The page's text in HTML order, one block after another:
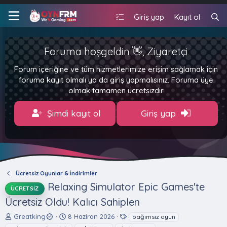
Giriş yap Kayıt ol
Foruma hoşgeldin 👋, Ziyaretçi
Forum içeriğine ve tüm hizmetlerimize erişim sağlamak için
foruma kayıt olmalı ya da giriş yapmalısınız. Foruma üye
olmak tamamen ücretsizdir.
Şimdi kayıt ol Giriş yap
Ücretsiz Oyunlar & İndirimler
ÜCRETSIZ
Relaxing Simulator Epic Games'te
Ücretsiz Oldu! Kalıcı Sahiplen
K
o
Greatking
B
8 Haziran 2026
t
bağımsız oyun